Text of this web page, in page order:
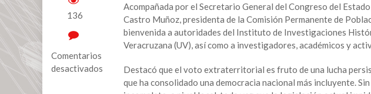
136
Comentarios
desactivados
Acompañada por el Secretario General del Congreso del
Castro Muñoz, presidenta de la Comisión Permanente de
bienvenida a autoridades del Instituto de Investigaciones
Veracruzana (UV), así como a investigadores, académicos y
Destacó que el voto extraterritorial es fruto de una lucha
que ha consolidado una democracia nacional más incluyente.